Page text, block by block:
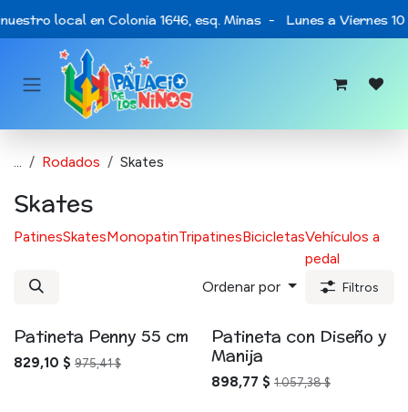
Ir al contenido
local en Colonia 1646, esq. Minas - Lunes a Viernes
... Rodados Skates
Skates
PatinesSkatesMonopatinTripatinesBicicletasVehículos a
pedal
Ordenar por
Filtros
Patineta Penny 55 cm
829,10 $ 975,41$
Patineta con Diseño y
Manija
898,77 $ 1.057,38$